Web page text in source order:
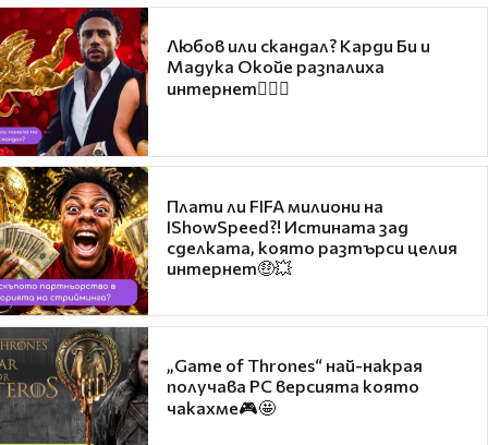
Любов или скандал? Карди Би и
Мадука Окойе разпалиха
интернет❤️‍🔥🔥
Плати ли FIFA милиони на
IShowSpeed?! Истината зад
сделката, която разтърси целия
интернет🤑💥
„Game of Thrones“ най-накрая
получава PC версията която
чакахме🎮🤩